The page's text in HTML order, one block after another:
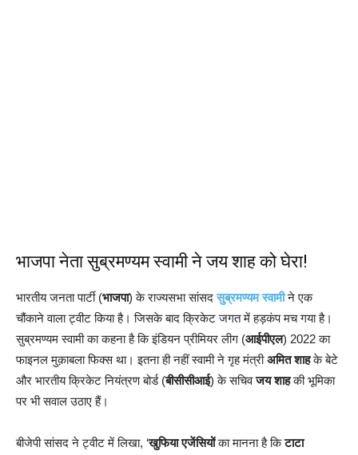
भाजपा नेता सुब्रमण्यम स्वामी ने जय शाह को घेरा!
भारतीय जनता पार्टी (भाजपा) के राज्यसभा सांसदसुब्रमण्यम स्वामीने एक
चौंकाने वाला ट्वीट किया है। जिसके बाद क्रिकेट जगत में हड़कंप मच गया है।
सुब्रमण्यम स्वामी का कहना है कि इंडियन प्रीमियर लीग (आईपीएल) 2022 का
फाइनल मुक़ाबला फिक्स था। इतना ही नहीं स्वामी ने गृह मंत्रीअमित शाहके बेटे
और भारतीय क्रिकेट नियंत्रण बोर्ड (बीसीसीआई) के सचिवजय शाहकी भूमिका
पर भी सवाल उठाए हैं।
बीजेपी सांसद ने ट्वीट में लिखा, ‘खुफिया एजेंसियोंका मानना है किटाटा